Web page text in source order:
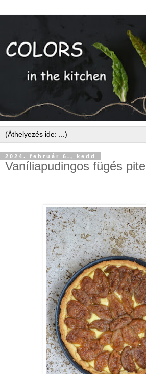
2024. február 6., kedd
Vaníliapudingos fügés pite